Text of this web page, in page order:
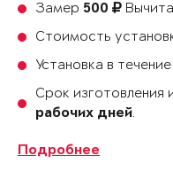
Замер 500
Стоимость
Установка в
Срок изготовления
рабочих дней.
Подробнее